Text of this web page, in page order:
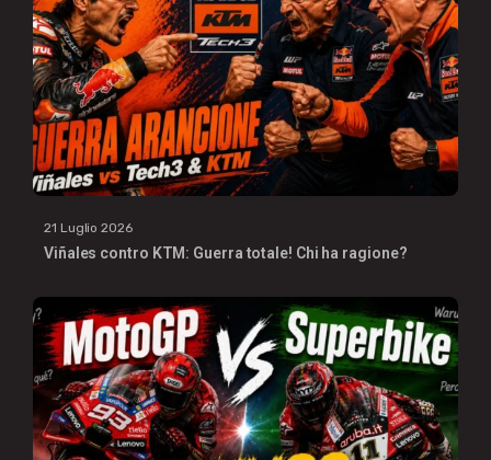
21 Luglio 2026
Viñales contro KTM: Guerra totale! Chi ha ragione?